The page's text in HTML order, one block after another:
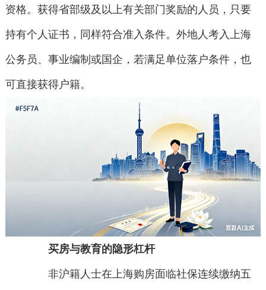
资格。获得省部级及以上有关部门奖励的人员，只要
持有个人证书，同样符合准入条件。外地人考入上海
公务员、事业编制或国企，若满足单位落户条件，也
可直接获得户籍。
买房与教育的隐形杠杆
非沪籍人士在上海购房面临社保连续缴纳五